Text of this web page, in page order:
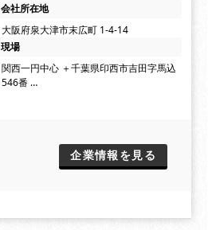
会社所在地
大阪府泉大津市末広町 1-4-14
現場
関西一円中心 ＋千葉県印西市吉田字馬込
546番 …
企業情報を見る